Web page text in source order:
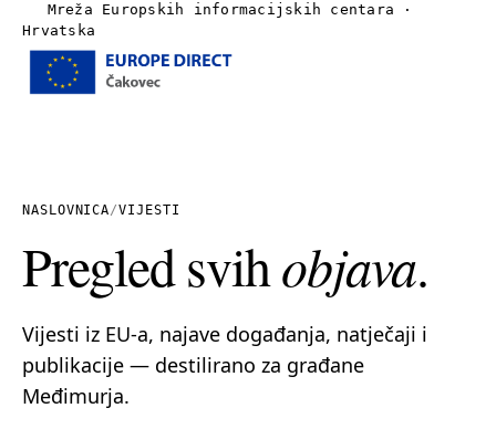
Mreža Europskih informacijskih centara ·
Hrvatska
Vijesti
Linkovi
NASLOVNICA/VIJESTI
Pregled svihobjava.
Vijesti iz EU-a, najave događanja, natječaji i
publikacije — destilirano za građane
Međimurja.